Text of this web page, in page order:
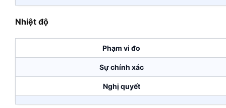
Nhiệt độ
Phạm vi đo
Sự chính xác
Nghị quyết